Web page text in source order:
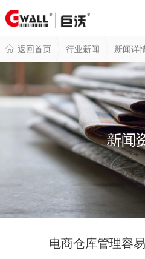
返回首页 行业新闻 新闻详
电商仓库管理容